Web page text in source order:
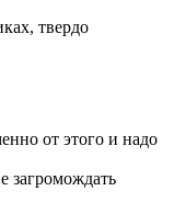
твердо
от этого и надо
загромождать